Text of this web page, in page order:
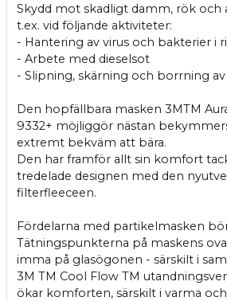
Skydd mot skadligt damm, rök och
t.ex. vid följande aktiviteter:
- Hantering av virus och bakterier i
- Arbete med dieselsot
- Slipning, skärning och borrning
Den hopfällbara masken 3MTM
9332+ möjliggör nästan
extremt bekväm att bära.
Den har framför allt sin komfort
tredelade designen med den
filterfleeceen.
Fördelarna med partikelmasken
Tätningspunkterna på maskens
imma på glasögonen - särskilt i
3M TM Cool Flow TM
ökar komforten, särskilt i varma